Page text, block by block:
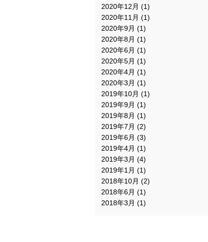
2020年12月 (1)
2020年11月 (1)
2020年9月 (1)
2020年8月 (1)
2020年6月 (1)
2020年5月 (1)
2020年4月 (1)
2020年3月 (1)
2019年10月 (1)
2019年9月 (1)
2019年8月 (1)
2019年7月 (2)
2019年6月 (3)
2019年4月 (1)
2019年3月 (4)
2019年1月 (1)
2018年10月 (2)
2018年6月 (1)
2018年3月 (1)